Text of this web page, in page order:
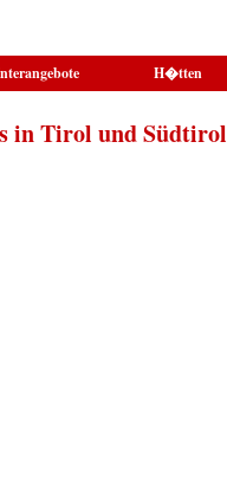
H�tten
in Tirol und Südtirol